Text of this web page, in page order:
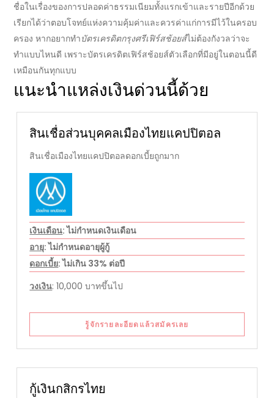
ชื่อในเรื่องของการปลอดค่าธรรมเนียมทั้งแรกเข้าและรายปีอีกด้วย
เรียกได้ว่าตอบโจทย์แห่งความคุ้มค่าและควรค่าแก่การมีไว้ในครอบ
ครอง หากอยากทำบัตรเครดิตกรุงศรีเฟิร์สช้อยส์ไม่ต้องกังวลว่าจะ
ทำแบบไหนดี เพราะบัตรเครดิตเฟิร์สช้อยส์ตัวเลือกที่มีอยู่ในตอนนี้ดี
เหมือนกันทุกแบบ
แนะนำแหล่งเงินด่วนนี้ด้วย
สินเชื่อส่วนบุคคลเมืองไทยแคปปิตอล
สินเชื่อเมืองไทยแคปปิตอลดอกเบี้ยถูกมาก
เงินเดือน: ไม่กำหนดเงินเดือน
อายุ: ไม่กำหนดอายุผู้กู้
ดอกเบี้ย: ไม่เกิน 33% ต่อปี
วงเงิน: 10,000 บาทขึ้นไป
รู้จักรายละอียดแล้วสมัครเลย
กู้เงินกสิกรไทย